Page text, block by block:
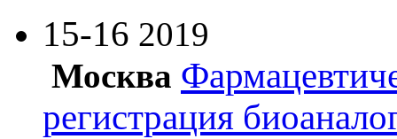
15-16 2019
Москва
регистрация